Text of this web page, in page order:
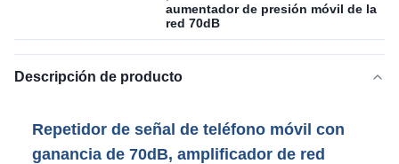
aumentador de presión móvil de la
red 70dB
Descripción de producto
Repetidor de señal de teléfono móvil con
ganancia de 70dB, amplificador de red